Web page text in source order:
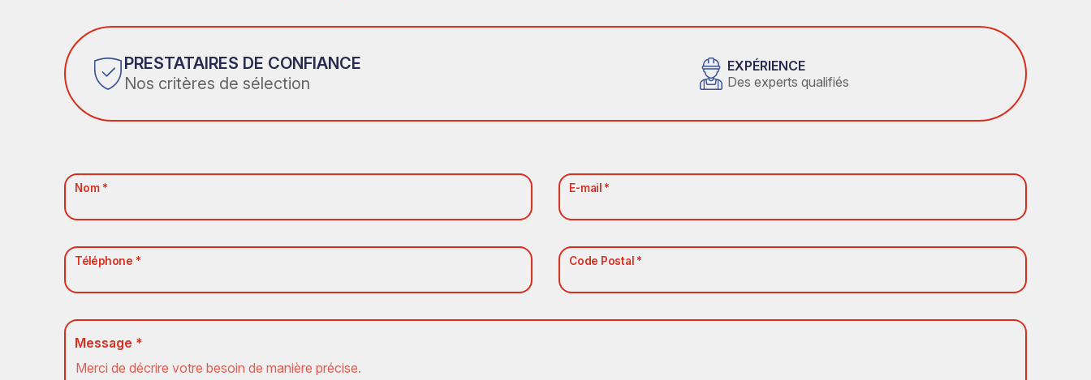
PRESTATAIRES DE CONFIANCE
Nos critères de sélection
EXPÉRIENCE
Des experts qualifiés
Nom * E-mail *
Téléphone * Code Postal *
Message *